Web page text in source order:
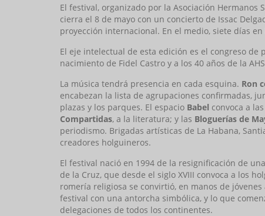
El festival, organizado por la Asociación Hermanos
cierra el 8 de mayo con un concierto de Issac
proyección internacional. En el medio, siete días
El eje intelectual de esta edición es el congreso de
nacimiento de Fidel Castro y a los 40 años de la
La música tendrá presencia en cada esquina. Ron
encabezan la lista de agrupaciones confirmadas,
plazas y los parques. El espacio Babel convoca a
Compartidas, a la literatura; y las Bloguerías de
periodismo. Brigadas artísticas de La Habana,
creadores holguineros.
El festival nació en 1994 de la resignificación de
de la Cruz, que desde el siglo XVIII convoca a los
romería religiosa se convirtió, en manos de
festival con una antorcha simbólica, y lo que
delegaciones de todos los continentes.